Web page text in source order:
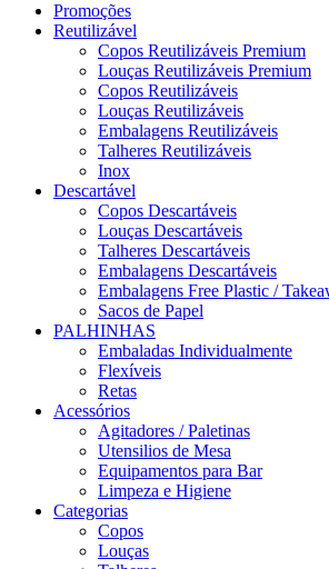
Promoções
Reutilizável
Copos Reutilizáveis Premium
Louças Reutilizáveis Premium
Copos Reutilizáveis
Louças Reutilizáveis
Embalagens Reutilizáveis
Talheres Reutilizáveis
Inox
Descartável
Copos Descartáveis
Louças Descartáveis
Talheres Descartáveis
Embalagens Descartáveis
Embalagens Free Plastic /
Sacos de Papel
PALHINHAS
Embaladas Individualmente
Flexíveis
Retas
Acessórios
Agitadores / Paletinas
Utensilios de Mesa
Equipamentos para Bar
Limpeza e Higiene
Categorias
Copos
Louças